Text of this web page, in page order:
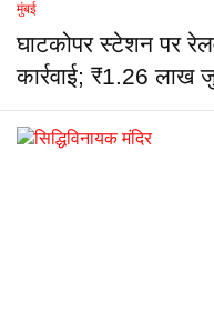
मुंबई
घाटकोपर स्टेशन पर
कार्रवाई; ₹1.26 लाख